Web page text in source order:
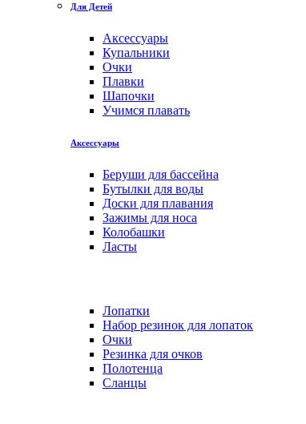
Для Детей
Аксессуары
Купальники
Очки
Плавки
Шапочки
Учимся плавать
Аксессуары
Беруши для бассейна
Бутылки для воды
Доски для плавания
Зажимы для носа
Колобашки
Ласты
Лопатки
Набор резинок для лопаток
Очки
Резинка для очков
Полотенца
Сланцы